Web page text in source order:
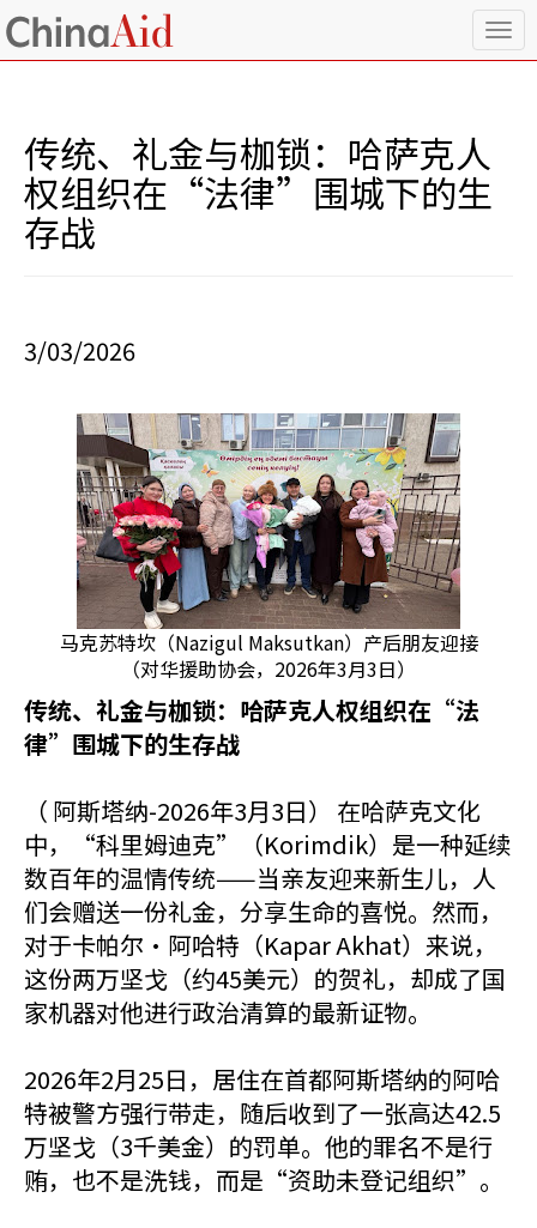
T
o
传统、礼金与枷锁：哈萨克人
权组织在“法律”围城下的生
存战
3/03/2026
马克苏特坎（Nazigul Maksutkan）产后朋友迎接
（对华援助协会，2026年3月3日）
传统、礼金与枷锁：哈萨克人权组织在“法
律”围城下的生存战
（ 阿斯塔纳-2026年3月3日） 在哈萨克文化
中，“科里姆迪克”（Korimdik）是一种延续
数百年的温情传统——当亲友迎来新生儿，人
们会赠送一份礼金，分享生命的喜悦。然而，
对于卡帕尔·阿哈特（Kapar Akhat）来说，
这份两万坚戈（约45美元）的贺礼，却成了国
家机器对他进行政治清算的最新证物。
2026年2月25日，居住在首都阿斯塔纳的阿哈
特被警方强行带走，随后收到了一张高达42.5
万坚戈（3千美金）的罚单。他的罪名不是行
贿，也不是洗钱，而是“资助未登记组织”。